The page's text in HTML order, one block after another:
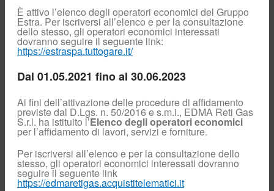
Reclami e
richieste di
informazioni
Contatori
Assicurazione
clienti finali
Call Center
Commerciale
Biometano
Venditori
È attivo l’elenco degli operatori economici del Gruppo
Estra. Per iscriversi all’elenco e per la consultazione
dello stesso, gli operatori economici interessati
dovranno seguire il seguente link:
https://estraspa.tuttogare.it/
Dal 01.05.2021 fino al 30.06.2023
Ai fini dell’attivazione delle procedure di affidamento
previste dal D.Lgs. n. 50/2016 e s.m.i., EDMA Reti Gas
S.r.l. ha istituito l’Elenco degli operatori economici
per l’affidamento di lavori, servizi e forniture.
Per iscriversi all’elenco e per la consultazione dello
stesso, gli operatori economici interessati dovranno
seguire il seguente link
https://edmaretigas.acquistitelematici.it